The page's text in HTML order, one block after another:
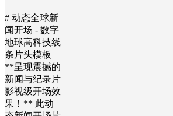
# 动态全球新
闻开场 - 数字
地球高科技线
条片头模板
**呈现震撼的
新闻与纪录片
影视级开场效
果！** 此动